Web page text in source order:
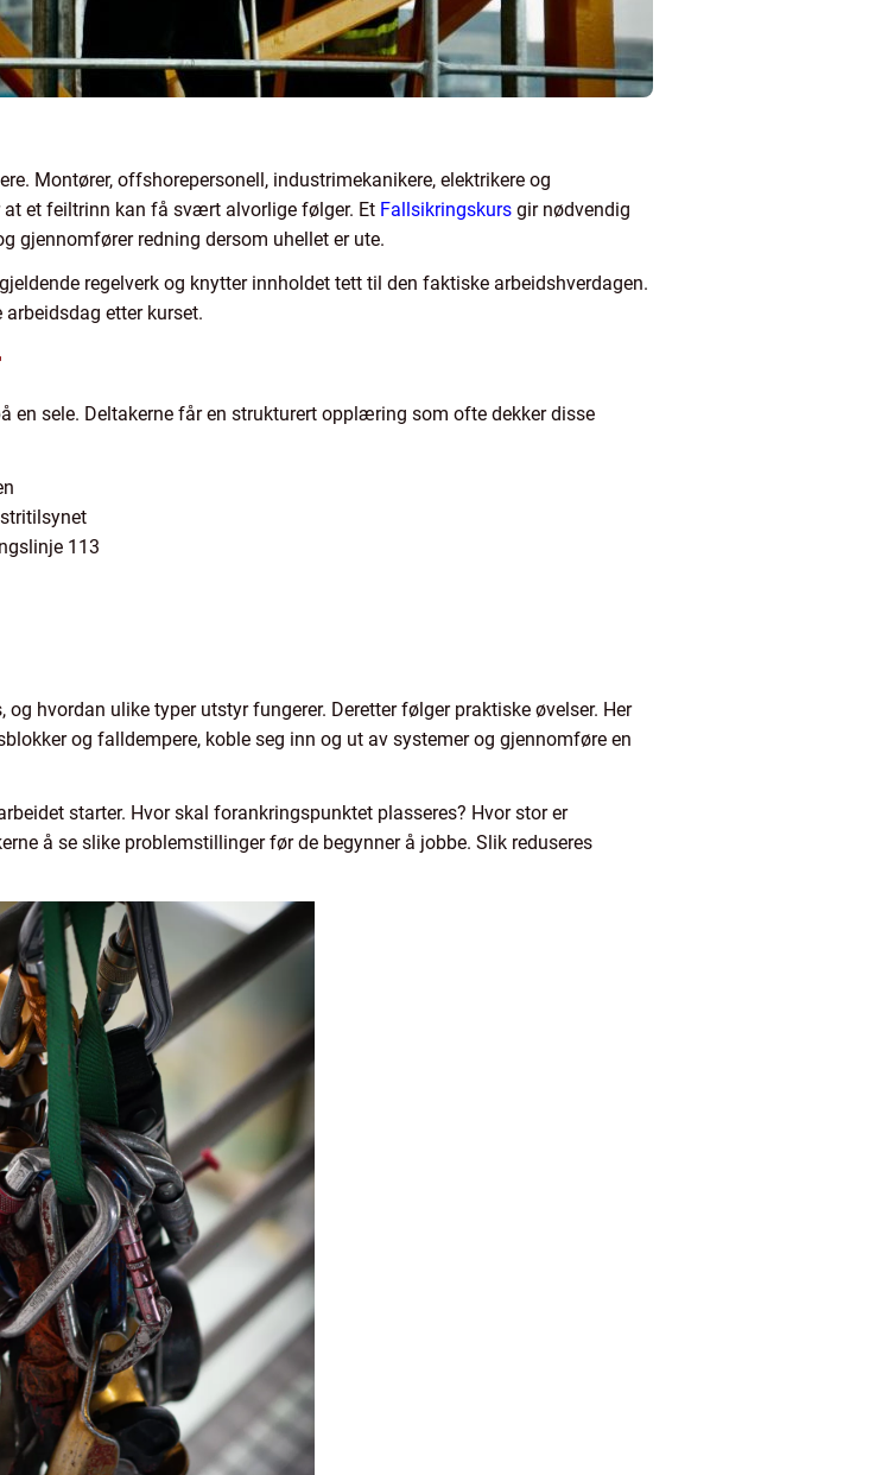
Montører, offshorepersonell, industrimekanikere, elektrikere og
at et feiltrinn kan få svært alvorlige følger. Et Fallsikringskurs gir nødvendig
gjennomfører redning dersom uhellet er ute.
regelverk og knytter innholdet tett til den faktiske arbeidshverdagen.
etter kurset.
en sele. Deltakerne får en strukturert opplæring som ofte dekker disse
113
hvordan ulike typer utstyr fungerer. Deretter følger praktiske øvelser. Her
og falldempere, koble seg inn og ut av systemer og gjennomføre en
starter. Hvor skal forankringspunktet plasseres? Hvor stor er
å se slike problemstillinger før de begynner å jobbe. Slik reduseres